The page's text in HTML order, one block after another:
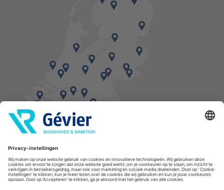
Vind een balie in de buurt
* Bestellingen geplaatst in het weekend worden, mits voorradig, dinsdag geleverd.